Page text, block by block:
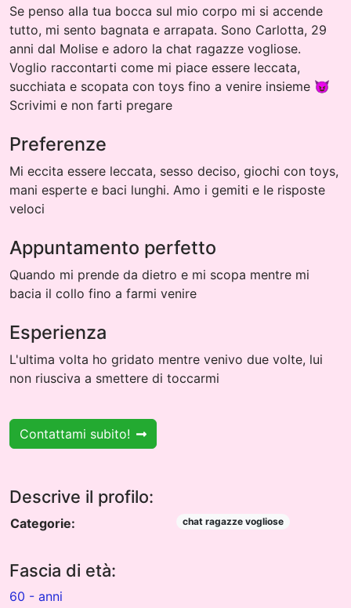
Se penso alla tua bocca sul mio corpo mi si accende
tutto, mi sento bagnata e arrapata. Sono Carlotta, 29
anni dal Molise e adoro la chat ragazze vogliose.
Voglio raccontarti come mi piace essere leccata,
succhiata e scopata con toys fino a venire insieme 😈
Scrivimi e non farti pregare
Preferenze
Mi eccita essere leccata, sesso deciso, giochi con toys,
mani esperte e baci lunghi. Amo i gemiti e le risposte
veloci
Appuntamento perfetto
Quando mi prende da dietro e mi scopa mentre mi
bacia il collo fino a farmi venire
Esperienza
L'ultima volta ho gridato mentre venivo due volte, lui
non riusciva a smettere di toccarmi
Contattami subito!
Descrive il profilo:
Categorie: chat ragazze vogliose
Fascia di età:
60 - anni